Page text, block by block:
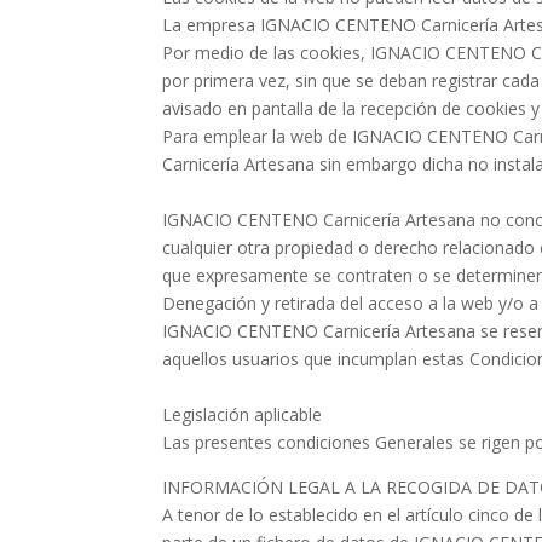
La empresa IGNACIO CENTENO Carnicería
Por medio de las cookies, IGNACIO
por primera vez, sin que se deban registrar
avisado en pantalla de la recepción de cookies
Para emplear la web de IGNACIO CENTENO
Carnicería Artesana sin embargo dicha no
IGNACIO CENTENO Carnicería Artesana no
cualquier otra propiedad o derecho
que expresamente se contraten o se
Denegación y retirada del acceso a la web y/o
IGNACIO CENTENO Carnicería Artesana se
aquellos usuarios que incumplan estas
Legislación aplicable
Las presentes condiciones Generales se rigen
INFORMACIÓN LEGAL A LA RECOGIDA DE
A tenor de lo establecido en el artículo cinco